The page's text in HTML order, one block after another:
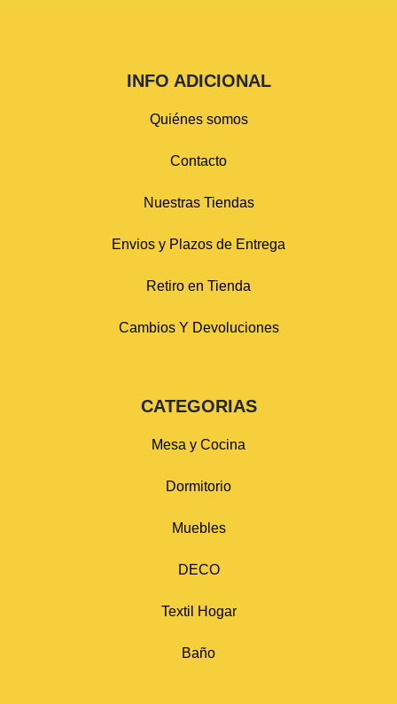
INFO ADICIONAL
Quiénes somos
Contacto
Nuestras Tiendas
Envios y Plazos de Entrega
Retiro en Tienda
Cambios Y Devoluciones
CATEGORIAS
Mesa y Cocina
Dormitorio
Muebles
DECO
Textil Hogar
Baño